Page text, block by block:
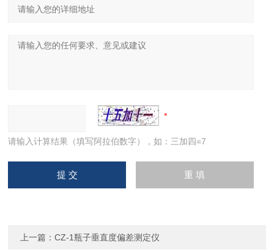
请输入计算结果（填写阿拉伯数字），如：三加四=7
上一篇：CZ-1瓶子垂直度偏差测定仪